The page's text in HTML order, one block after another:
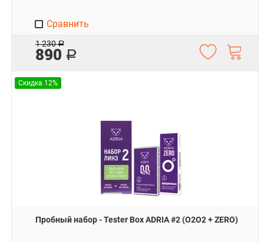
1 230 Р
890 Р
Сравнить
Скидка 12%
Пробный набор - Tester Box ADRIA #2 (O2O2 + ZERO)